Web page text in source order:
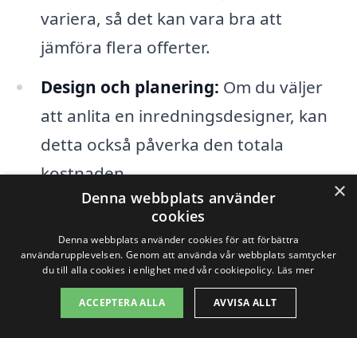
variera, så det kan vara bra att
jämföra flera offerter.
Design och planering: Om du väljer
att anlita en inredningsdesigner, kan
detta också påverka den totala
kostnaden.
Det lönar sig att sätta en budget och göra
en noggrann plan innan du påbörjar
köksrenovering i Fagersanna. Genom att
samla in offerter och jämföra priser från
×
Denna webbplats använder
cookies
Denna webbplats använder cookies för att förbättra
användarupplevelsen. Genom att använda vår webbplats samtycker
du till alla cookies i enlighet med vår cookiepolicy. Läs mer
ACCEPTERA ALLA AVVISA ALLT